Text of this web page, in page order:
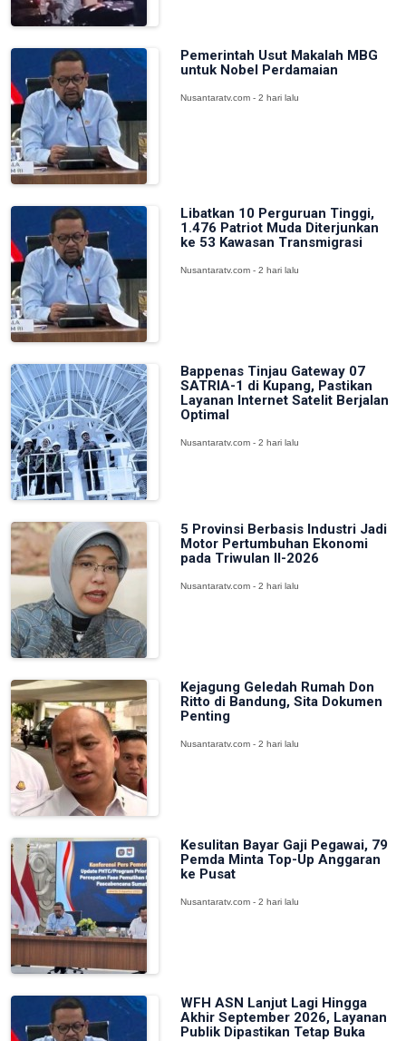
Pemerintah Usut Makalah MBG
untuk Nobel Perdamaian
Nusantaratv.com - 2 hari lalu
Libatkan 10 Perguruan Tinggi,
1.476 Patriot Muda Diterjunkan
ke 53 Kawasan Transmigrasi
Nusantaratv.com - 2 hari lalu
Bappenas Tinjau Gateway 07
SATRIA-1 di Kupang, Pastikan
Layanan Internet Satelit Berjalan
Optimal
Nusantaratv.com - 2 hari lalu
5 Provinsi Berbasis Industri Jadi
Motor Pertumbuhan Ekonomi
pada Triwulan II-2026
Nusantaratv.com - 2 hari lalu
Kejagung Geledah Rumah Don
Ritto di Bandung, Sita Dokumen
Penting
Nusantaratv.com - 2 hari lalu
Kesulitan Bayar Gaji Pegawai, 79
Pemda Minta Top-Up Anggaran
ke Pusat
Nusantaratv.com - 2 hari lalu
WFH ASN Lanjut Lagi Hingga
Akhir September 2026, Layanan
Publik Dipastikan Tetap Buka